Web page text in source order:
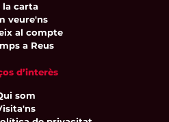
la carta
veure'ns
al compte
a Reus
d’interès
som